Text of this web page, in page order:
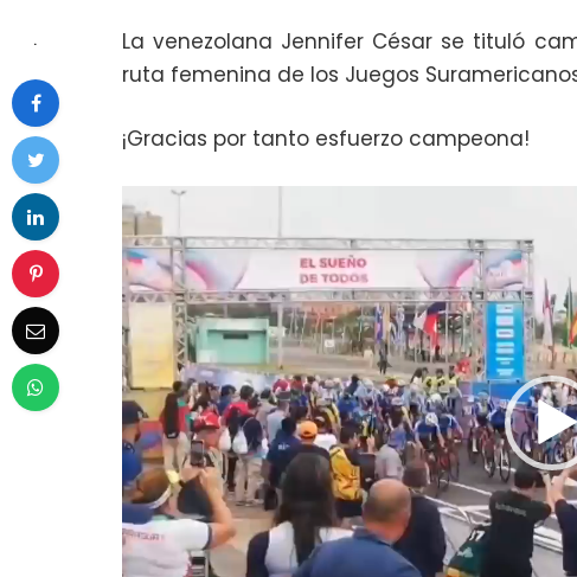
.
La venezolana Jennifer César se tituló
ruta femenina de los Juegos
¡Gracias por tanto esfuerzo campeona!
Reproductor
de
vídeo